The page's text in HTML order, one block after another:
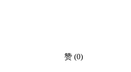
赞 (0)